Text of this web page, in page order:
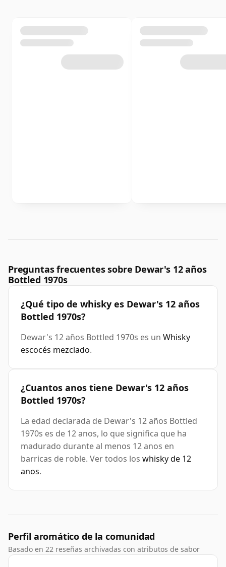
Preguntas frecuentes sobre Dewar's 12 años
Bottled 1970s
¿Qué tipo de whisky es Dewar's 12 años
Bottled 1970s?
Dewar's 12 años Bottled 1970s es un Whisky
escocés mezclado.
¿Cuantos anos tiene Dewar's 12 años
Bottled 1970s?
La edad declarada de Dewar's 12 años Bottled
1970s es de 12 anos, lo que significa que ha
madurado durante al menos 12 anos en
barricas de roble. Ver todos los whisky de 12
anos.
Perfil aromático de la comunidad
Basado en 22 reseñas archivadas con atributos de sabor